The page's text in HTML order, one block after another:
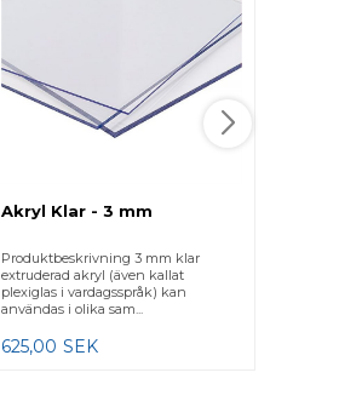
Akryl Klar - 3 mm
Produktbeskrivning 3 mm klar
extruderad akryl (även kallat
plexiglas i vardagsspråk) kan
användas i olika sam...
625,00 SEK